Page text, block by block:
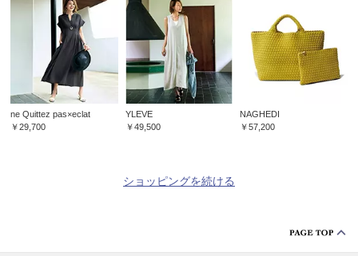
ne Quittez pas×eclat
￥29,700
YLEVE
￥49,500
NAGHEDI
￥57,200
ショッピングを続ける